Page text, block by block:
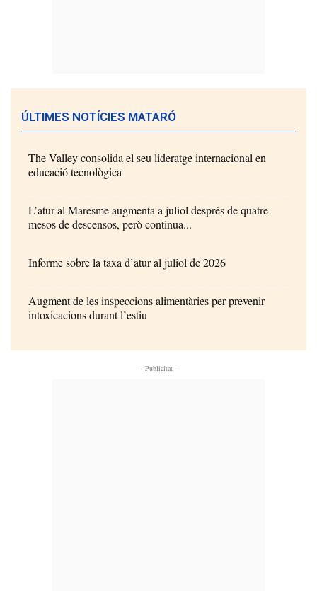
ÚLTIMES NOTÍCIES MATARÓ
The Valley consolida el seu lideratge internacional en
educació tecnològica
L’atur al Maresme augmenta a juliol després de quatre
mesos de descensos, però continua...
Informe sobre la taxa d’atur al juliol de 2026
Augment de les inspeccions alimentàries per prevenir
intoxicacions durant l’estiu
- Publicitat -